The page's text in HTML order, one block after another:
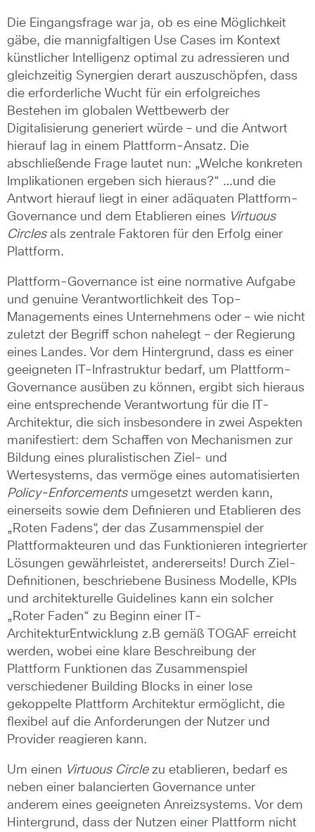
Die Eingangsfrage war ja, ob es eine Möglichkeit
gäbe, die mannigfaltigen Use Cases im Kontext
künstlicher Intelligenz optimal zu adressieren und
gleichzeitig Synergien derart auszuschöpfen, dass
die erforderliche Wucht für ein erfolgreiches
Bestehen im globalen Wettbewerb der
Digitalisierung generiert würde – und die Antwort
hierauf lag in einem Plattform-Ansatz. Die
abschließende Frage lautet nun: „Welche konkreten
Implikationen ergeben sich hieraus?“ …und die
Antwort hierauf liegt in einer adäquaten Plattform-
Governance und dem Etablieren eines Virtuous
Circlesals zentrale Faktoren für den Erfolg einer
Plattform.
Plattform-Governance ist eine normative Aufgabe
und genuine Verantwortlichkeit des Top-
Managements eines Unternehmens oder – wie nicht
zuletzt der Begriff schon nahelegt – der Regierung
eines Landes. Vor dem Hintergrund, dass es einer
geeigneten IT-Infrastruktur bedarf, um Plattform-
Governance ausüben zu können, ergibt sich hieraus
eine entsprechende Verantwortung für die IT-
Architektur, die sich insbesondere in zwei Aspekten
manifestiert: dem Schaffen von Mechanismen zur
Bildung eines pluralistischen Ziel- und
Wertesystems, das vermöge eines automatisierten
Policy-Enforcementsumgesetzt werden kann,
einerseits sowie dem Definieren und Etablieren des
„Roten Fadens“, der das Zusammenspiel der
Plattformakteuren und das Funktionieren integrierter
Lösungen gewährleistet, andererseits! Durch Ziel-
Definitionen, beschriebene Business Modelle, KPIs
und architekturelle Guidelines kann ein solcher
„Roter Faden“ zu Beginn einer IT-
ArchitekturEntwicklung z.B gemäß TOGAF erreicht
werden, wobei eine klare Beschreibung der
Plattform Funktionen das Zusammenspiel
verschiedener Building Blocks in einer lose
gekoppelte Plattform Architektur ermöglicht, die
flexibel auf die Anforderungen der Nutzer und
Provider reagieren kann.
Um einen Virtuous Circlezu etablieren, bedarf es
neben einer balancierten Governance unter
anderem eines geeigneten Anreizsystems. Vor dem
Hintergrund, dass der Nutzen einer Plattform nicht